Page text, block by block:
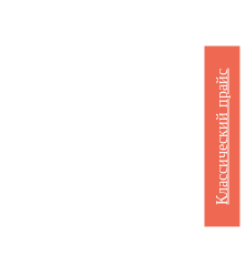
Классический прайс